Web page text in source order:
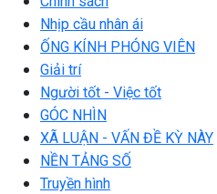
Nhịp cầu nhân ái
ỐNG KÍNH PHÓNG VIÊN
Giải trí
Người tốt - Việc tốt
GÓC NHÌN
XÃ LUẬN - VẤN ĐỀ KỲ NÀY
NỀN TẢNG SỐ
Truyền hình